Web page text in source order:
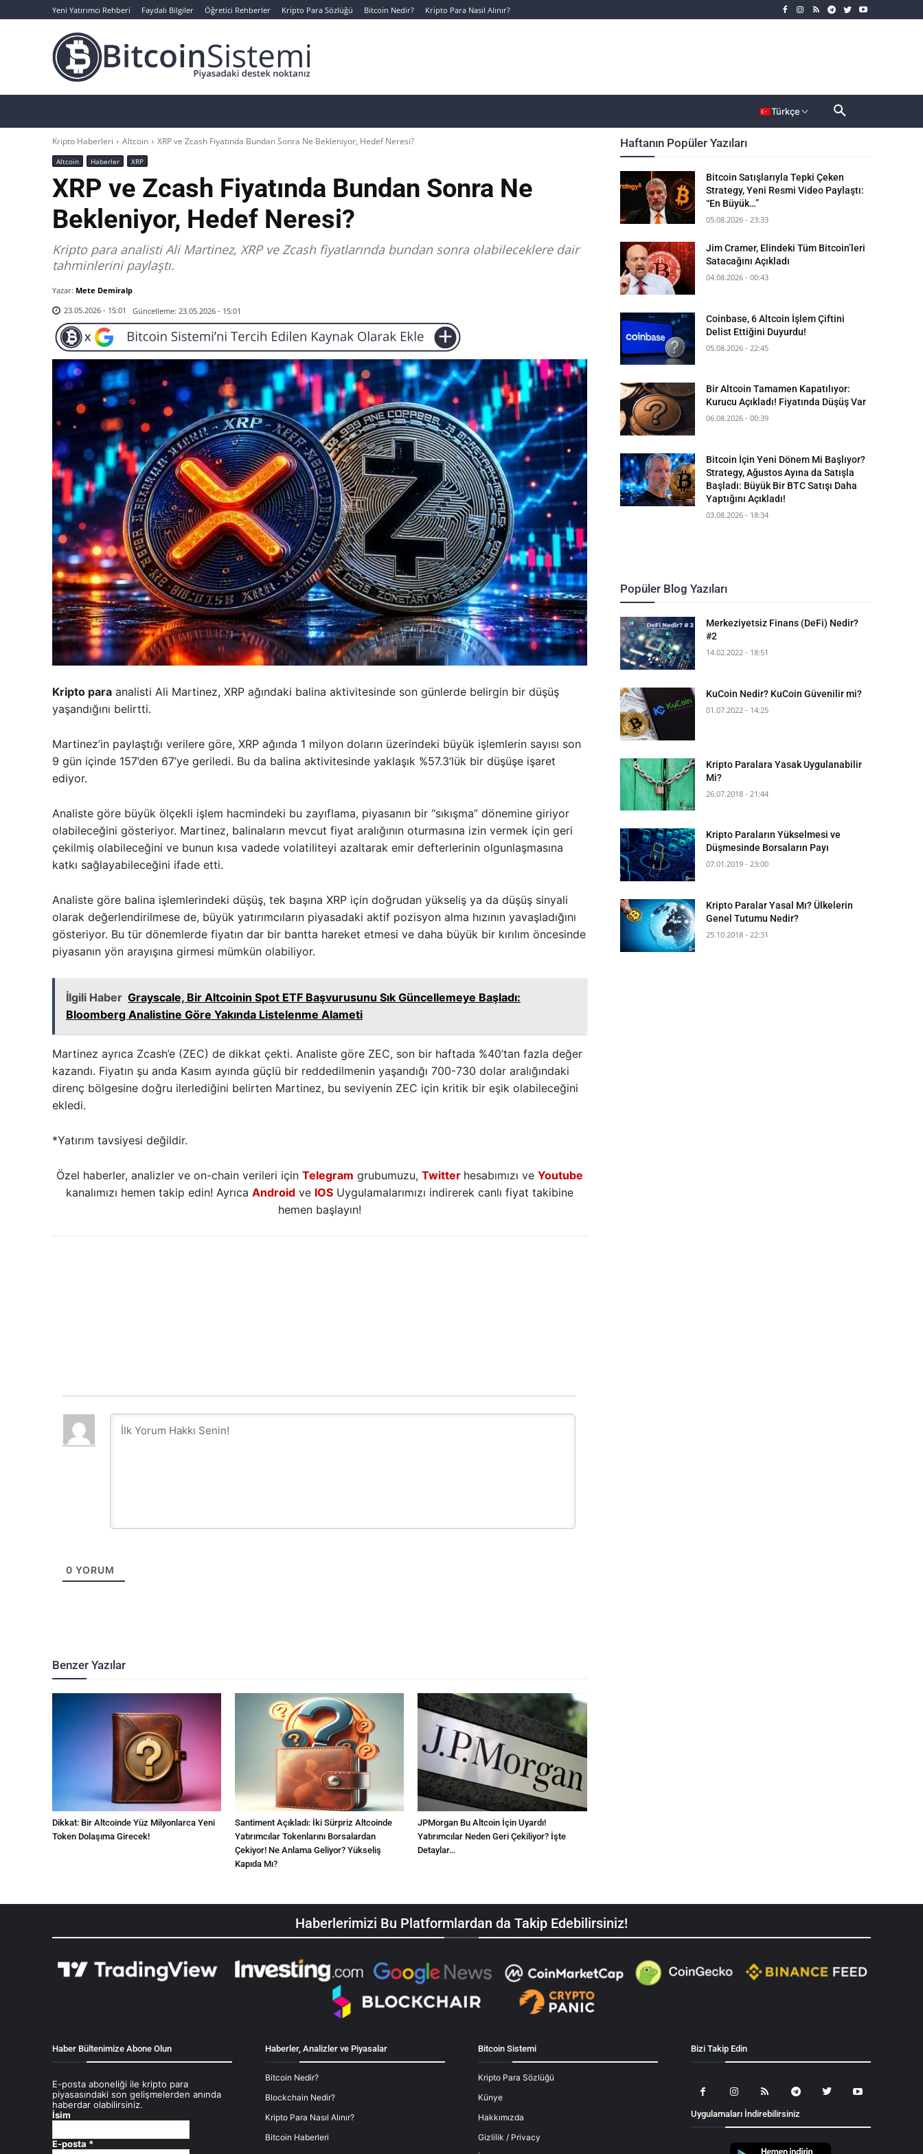
Yeni Yatırımcı Rehberi Faydalı Bilgiler Öğretici Rehberler Kripto Para Sözlüğü Bitcoin Nedir? Kripto Para Nasıl Alınır?
Türkçe
Kripto Haberleri Altcoin XRP ve Zcash Fiyatında Bundan Sonra Ne Bekleniyor, Hedef Neresi?
Altcoin Haberler XRP
XRP ve Zcash Fiyatında Bundan Sonra Ne
Bekleniyor, Hedef Neresi?
Kripto para analisti Ali Martinez, XRP ve Zcash fiyatlarında bundan sonra olabileceklere dair
tahminlerini paylaştı.
Yazar: Mete Demiralp
23.05.2026 - 15:01
Güncelleme: 23.05.2026 - 15:01
Kripto para analisti Ali Martinez, XRP ağındaki balina aktivitesinde son günlerde belirgin bir düşüş
yaşandığını belirtti.
Martinez’in paylaştığı verilere göre, XRP ağında 1 milyon doların üzerindeki büyük işlemlerin sayısı son
9 gün içinde 157’den 67’ye geriledi. Bu da balina aktivitesinde yaklaşık %57.3’lük bir düşüşe işaret
ediyor.
Analiste göre büyük ölçekli işlem hacmindeki bu zayıflama, piyasanın bir “sıkışma” dönemine giriyor
olabileceğini gösteriyor. Martinez, balinaların mevcut fiyat aralığının oturmasına izin vermek için geri
çekilmiş olabileceğini ve bunun kısa vadede volatiliteyi azaltarak emir defterlerinin olgunlaşmasına
katkı sağlayabileceğini ifade etti.
Analiste göre balina işlemlerindeki düşüş, tek başına XRP için doğrudan yükseliş ya da düşüş sinyali
olarak değerlendirilmese de, büyük yatırımcıların piyasadaki aktif pozisyon alma hızının yavaşladığını
gösteriyor. Bu tür dönemlerde fiyatın dar bir bantta hareket etmesi ve daha büyük bir kırılım öncesinde
piyasanın yön arayışına girmesi mümkün olabiliyor.
İlgili Haber Grayscale, Bir Altcoinin Spot ETF Başvurusunu Sık Güncellemeye Başladı:
Bloomberg Analistine Göre Yakında Listelenme Alameti
Martinez ayrıca Zcash’e (ZEC) de dikkat çekti. Analiste göre ZEC, son bir haftada %40’tan fazla değer
kazandı. Fiyatın şu anda Kasım ayında güçlü bir reddedilmenin yaşandığı 700-730 dolar aralığındaki
direnç bölgesine doğru ilerlediğini belirten Martinez, bu seviyenin ZEC için kritik bir eşik olabileceğini
ekledi.
*Yatırım tavsiyesi değildir.
Özel haberler, analizler ve on-chain verileri için Telegram grubumuzu, Twitter hesabımızı ve Youtube
kanalımızı hemen takip edin! Ayrıca Androidve IOSUygulamalarımızı indirerek canlı fiyat takibine
hemen başlayın!
0 YORUM
Benzer Yazılar
Dikkat: Bir Altcoinde Yüz Milyonlarca Yeni
Token Dolaşıma Girecek!
Santiment Açıkladı: İki Sürpriz Altcoinde
Yatırımcılar Tokenlarını Borsalardan
Çekiyor! Ne Anlama Geliyor? Yükseliş
Kapıda Mı?
JPMorgan Bu Altcoin İçin Uyardı!
Yatırımcılar Neden Geri Çekiliyor? İşte
Detaylar…
Haftanın Popüler Yazıları
Bitcoin Satışlarıyla Tepki Çeken
Strategy, Yeni Resmi Video Paylaştı:
“En Büyük…”
05.08.2026 - 23:33
Jim Cramer, Elindeki Tüm Bitcoin’leri
Satacağını Açıkladı
04.08.2026 - 00:43
Coinbase, 6 Altcoin İşlem Çiftini
Delist Ettiğini Duyurdu!
05.08.2026 - 22:45
Bir Altcoin Tamamen Kapatılıyor:
Kurucu Açıkladı! Fiyatında Düşüş Var
06.08.2026 - 00:39
Bitcoin İçin Yeni Dönem Mi Başlıyor?
Strategy, Ağustos Ayına da Satışla
Başladı: Büyük Bir BTC Satışı Daha
Yaptığını Açıkladı!
03.08.2026 - 18:34
Popüler Blog Yazıları
Merkeziyetsiz Finans (DeFi) Nedir?
#2
14.02.2022 - 18:51
KuCoin Nedir? KuCoin Güvenilir mi?
01.07.2022 - 14:25
Kripto Paralara Yasak Uygulanabilir
Mi?
26.07.2018 - 21:44
Kripto Paraların Yükselmesi ve
Düşmesinde Borsaların Payı
07.01.2019 - 23:00
Kripto Paralar Yasal Mı? Ülkelerin
Genel Tutumu Nedir?
25.10.2018 - 22:31
Haberlerimizi Bu Platformlardan da Takip Edebilirsiniz!
Haber Bültenimize Abone Olun
E-posta aboneliği ile kripto para
piyasasındaki son gelişmelerden anında
haberdar olabilirsiniz.
İsim
E-posta *
Haberler, Analizler ve Piyasalar
Bitcoin Nedir?
Blockchain Nedir?
Kripto Para Nasıl Alınır?
Bitcoin Haberleri
Bitcoin Sistemi
Kripto Para Sözlüğü
Künye
Hakkımızda
Gizlilik / Privacy
Bizi Takip Edin
Uygulamaları İndirebilirsiniz